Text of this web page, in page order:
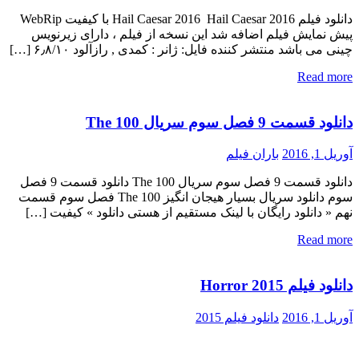
دانلود فیلم Hail Caesar 2016 Hail Caesar 2016 با کیفیت WebRip
پیش نمایش فیلم اضافه شد این نسخه از فیلم ، دارای زیرنویس
چینی می باشد منتشر کننده فایل: ژانر : کمدی , رازآلود ۶٫۸/۱۰ […]
Read more
دانلود قسمت 9 فصل سوم سریال The 100
آوریل 1, 2016 باران فیلم
دانلود قسمت 9 فصل سوم سریال The 100 دانلود قسمت 9 فصل
سوم دانلود سریال بسیار هیجان انگیز The 100 فصل سوم قسمت
نهم « دانلود رایگان با لینک مستقیم از هستی دانلود » کیفیت […]
Read more
دانلود فیلم Horror 2015
آوریل 1, 2016 دانلود فیلم 2015